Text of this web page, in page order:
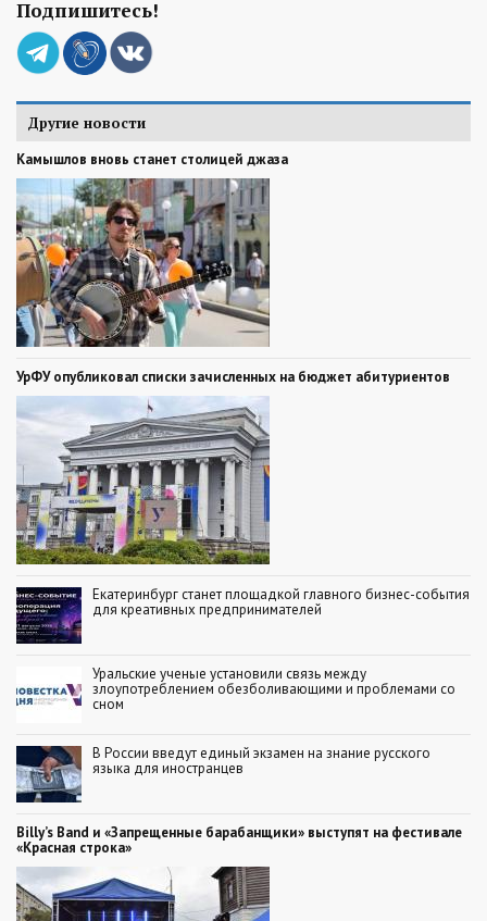
Подпишитесь!
Другие новости
Камышлов вновь станет столицей джаза
УрФУ опубликовал списки зачисленных на бюджет абитуриентов
Екатеринбург станет площадкой главного бизнес-события
для креативных предпринимателей
Уральские ученые установили связь между
злоупотреблением обезболивающими и проблемами со
сном
В России введут единый экзамен на знание русского
языка для иностранцев
Billy’s Band и «Запрещенные барабанщики» выступят на фестивале
«Красная строка»